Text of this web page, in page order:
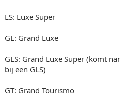
LS: Luxe Super
GL: Grand Luxe
GLS: Grand Luxe Super (komt
bij een GLS)
GT: Grand Tourismo